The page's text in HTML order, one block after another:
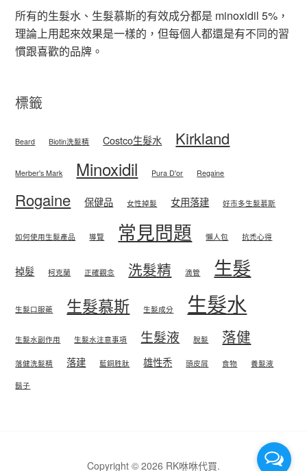
所有的生髮水、生髮慕斯的有效成分都是 minoxidil 5%，
理論上用起來效果是一樣的，但每個人都還是有不同的習
慣跟喜歡的品牌。
標籤
Beard Biotin洗髮精 Costco生髮水 Kirkland
Merber's Mark Minoxidil Pura D'or Regaine
Rogaine 保健品 女性掉髮 女用落建 好市多生髮慕斯
如何使用生髮產品 導覽 常見問題 懶人包 抗禿心得
掉髮 柯克蘭 正確觀念 洗髮精 滴管 生髮
生髮口服藥 生髮慕斯 生髮成分 生髮水
生髮水副作用 生髮水注意事項 生髮液 脫髮 落健
落健洗髮精 落建 藍銅胜肽 雄性禿 頭皮屑 食物 養髮液
鬍子
Copyright © 2026 RK咻咻代買.